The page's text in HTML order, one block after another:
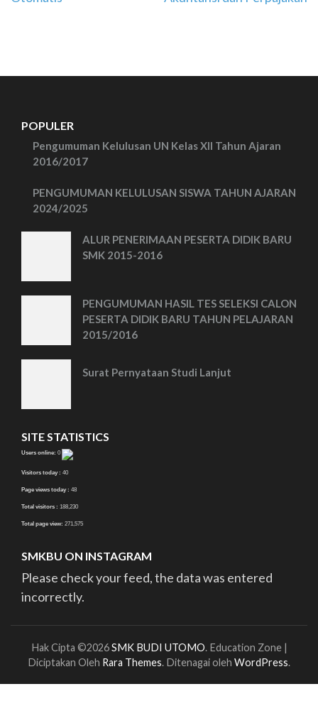
POPULER
Pengumuman Kelulusan UN Kelas XII Tahun Ajaran
2016/2017
PENGUMUMAN KELULUSAN SISWA TAHUN AJARAN
2024/2025
ALUR PENERIMAAN PESERTA DIDIK BARU
SMK 2015-2016
PENGUMUMAN HASIL TES SELEKSI CALON
PESERTA DIDIK BARU TAHUN PELAJARAN
2015/2016
Surat Pernyataan Studi Lanjut
SITE STATISTICS
Users online: 0
Visitors today : 40
Page views today : 48
Total visitors : 188,230
Total page view: 271,575
SMKBU ON INSTAGRAM
Please check your feed, the data was entered
incorrectly.
Hak Cipta ©2026SMK BUDI UTOMO. Education Zone |
Diciptakan Oleh Rara Themes. Ditenagai oleh WordPress.